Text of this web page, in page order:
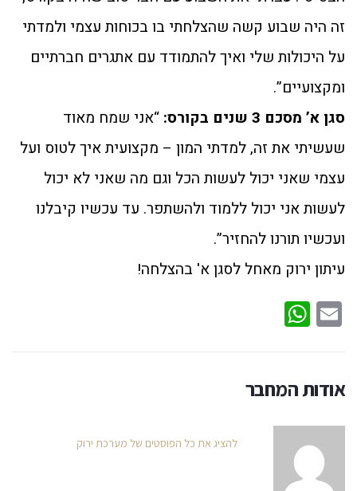
זה היה שבוע קשה שהצלחתי בו בכוחות עצמי ולמדתי
על היכולות שלי ואיך להתמודד עם אתגרים חברתיים
ומקצועיים”.
סגן א’ מסכם 3 שנים בקורס:
“אני שמח מאוד
שעשיתי את זה, למדתי המון – מקצועית איך לטוס ועל
עצמי שאני יכול לעשות הכל וגם מה שאני לא יכול
לעשות אני יכול ללמוד ולהשתפר. עד עכשיו קיבלנו
ועכשיו תורנו להחזיר”.
עיתון ירוק מאחל לסגן א' בהצלחה!
Email
אודות המחבר
להציג את כל הפוסטים של מערכת ירוק